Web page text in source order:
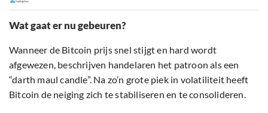
Wat gaat er nu gebeuren?
Wanneer de Bitcoin prijs snel stijgt en hard wordt
afgewezen, beschrijven handelaren het patroon als een
“darth maul candle”. Na zo’n grote piek in volatiliteit heeft
Bitcoin de neiging zich te stabiliseren en te consolideren.